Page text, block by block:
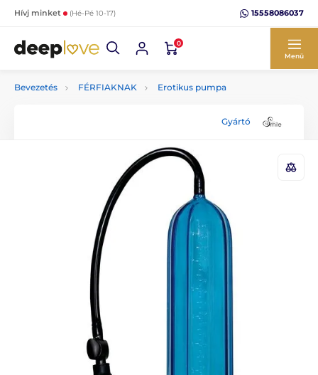
Hívj minket (Hé-Pé 10-17) 15558086037
0
Menü
Bevezetés FÉRFIAKNAK Erotikus pumpa
Gyártó